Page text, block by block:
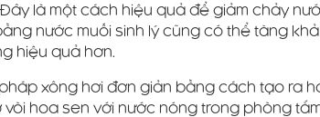
là một cách hiệu quả để giảm chảy
nước muối sinh lý cũng có thể tăng
hiệu quả hơn.
xông hơi đơn giản bằng cách tạo ra
hoa sen với nước nóng trong phòng